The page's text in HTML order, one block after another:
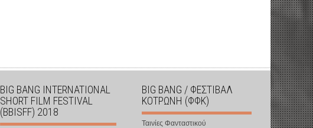
BIG BANG INTERNATIONAL
SHORT FILM FESTIVAL
(BBISFF) 2018
BIG BANG / ΦΕΣΤΙΒΑΛ
ΚΟΤΡΩΝΗ (ΦΦΚ)
Ταινίες Φανταστικού